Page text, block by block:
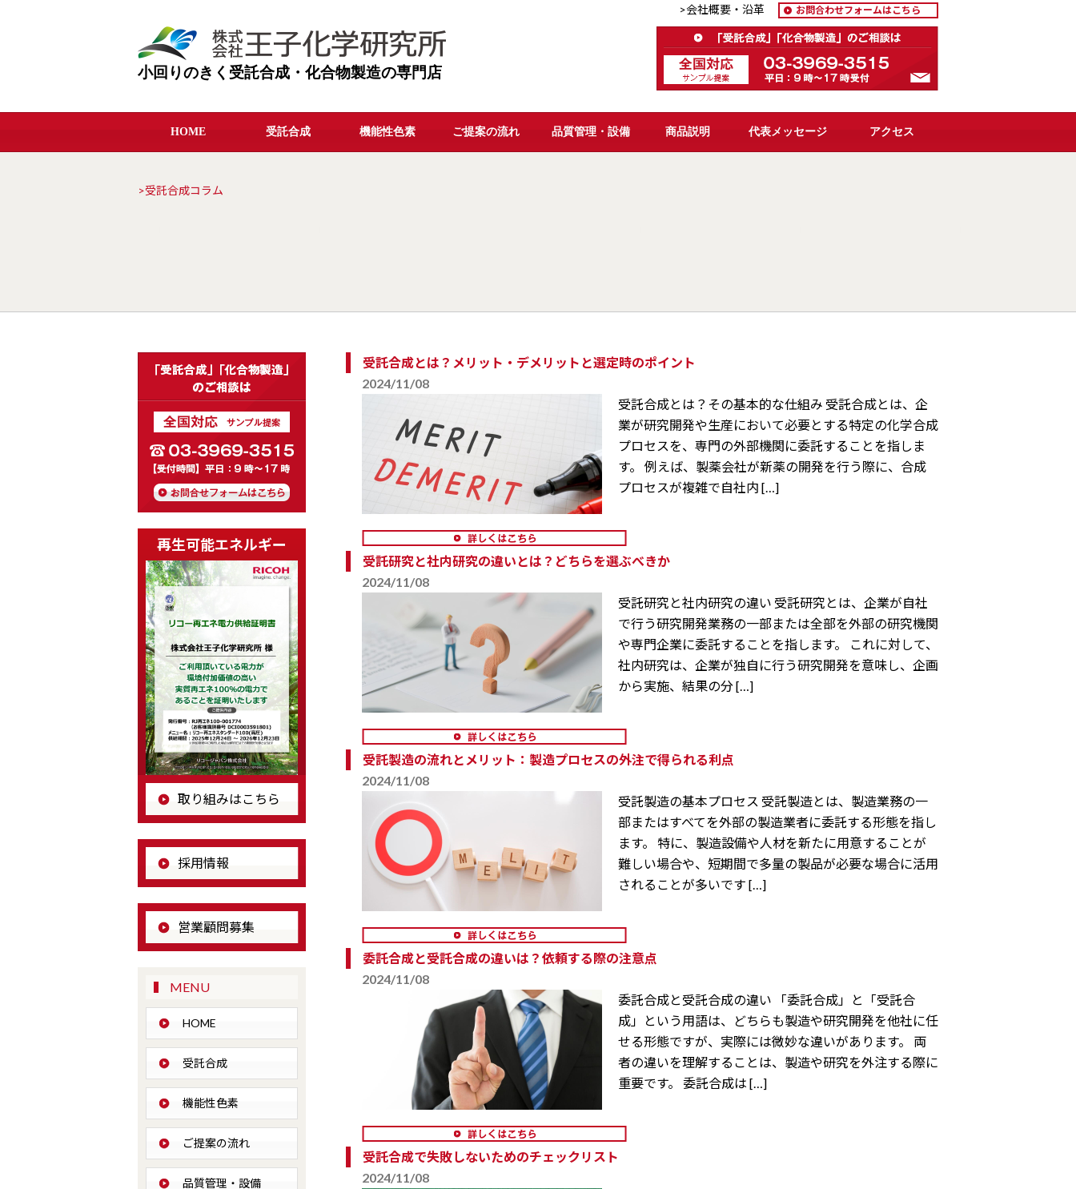
>会社概要・沿革 お問合わせフォームはこちら
小回りのきく受託合成・化合物製造の専門店
HOME 受託合成 機能性色素 ご提案の流れ 品質管理・設備 商品説明 代表メッセージ アクセス
>受託合成コラム
受託合成とは？メリット・デメリットと選定時のポイント
2024/11/08
受託合成とは？その基本的な仕組み 受託合成とは、企
業が研究開発や生産において必要とする特定の化学合成
プロセスを、専門の外部機関に委託することを指しま
す。 例えば、製薬会社が新薬の開発を行う際に、合成
プロセスが複雑で自社内 […]
受託研究と社内研究の違いとは？どちらを選ぶべきか
2024/11/08
受託研究と社内研究の違い 受託研究とは、企業が自社
で行う研究開発業務の一部または全部を外部の研究機関
や専門企業に委託することを指します。 これに対して、
社内研究は、企業が独自に行う研究開発を意味し、企画
から実施、結果の分 […]
受託製造の流れとメリット：製造プロセスの外注で得られる利点
2024/11/08
受託製造の基本プロセス 受託製造とは、製造業務の一
部またはすべてを外部の製造業者に委託する形態を指し
ます。 特に、製造設備や人材を新たに用意することが
難しい場合や、短期間で多量の製品が必要な場合に活用
されることが多いです […]
委託合成と受託合成の違いは？依頼する際の注意点
2024/11/08
委託合成と受託合成の違い 「委託合成」と「受託合
成」という用語は、どちらも製造や研究開発を他社に任
せる形態ですが、実際には微妙な違いがあります。 両
者の違いを理解することは、製造や研究を外注する際に
重要です。 委託合成は […]
受託合成で失敗しないためのチェックリスト
2024/11/08
再生可能エネルギー
取り組みはこちら
採用情報
営業顧問募集
MENU
HOME
受託合成
機能性色素
ご提案の流れ
品質管理・設備